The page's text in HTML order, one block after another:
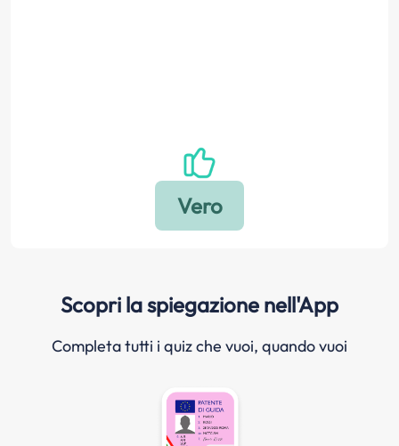
Scopri la spiegazione nell'App
Completa tutti i quiz che vuoi, quando vuoi